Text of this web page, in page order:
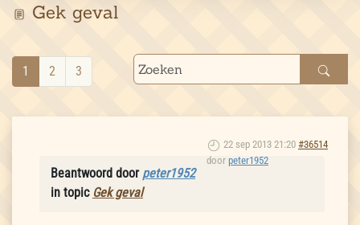
Gek geval
1 2 3
22 sep 2013 21:20 #36514
door peter1952
Beantwoord door peter1952
in topic Gek geval